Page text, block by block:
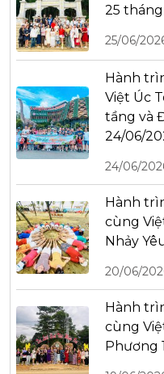
25
25/06/
Hành
Việt Úc
tầng và
24/06/
24/06/
Hành
cùng
Nhảy
20/06/
Hành
cùng
Phương